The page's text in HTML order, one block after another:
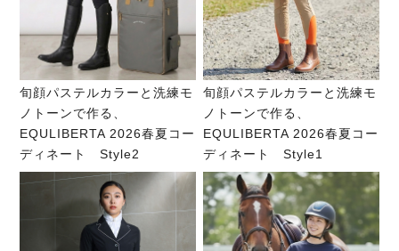
旬顔パステルカラーと洗練モ
ノトーンで作る、
EQULIBERTA 2026春夏コー
ディネート Style2
旬顔パステルカラーと洗練モ
ノトーンで作る、
EQULIBERTA 2026春夏コー
ディネート Style1